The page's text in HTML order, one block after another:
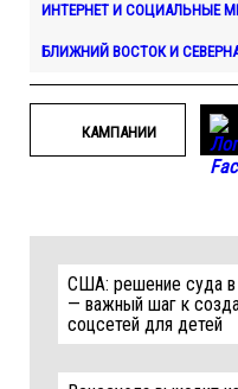
ИНТЕРНЕТ И СОЦИАЛЬНЫЕ
БЛИЖНИЙ ВОСТОК И
КАМПАНИИ
США: решение суда
— важный шаг к
соцсетей для детей